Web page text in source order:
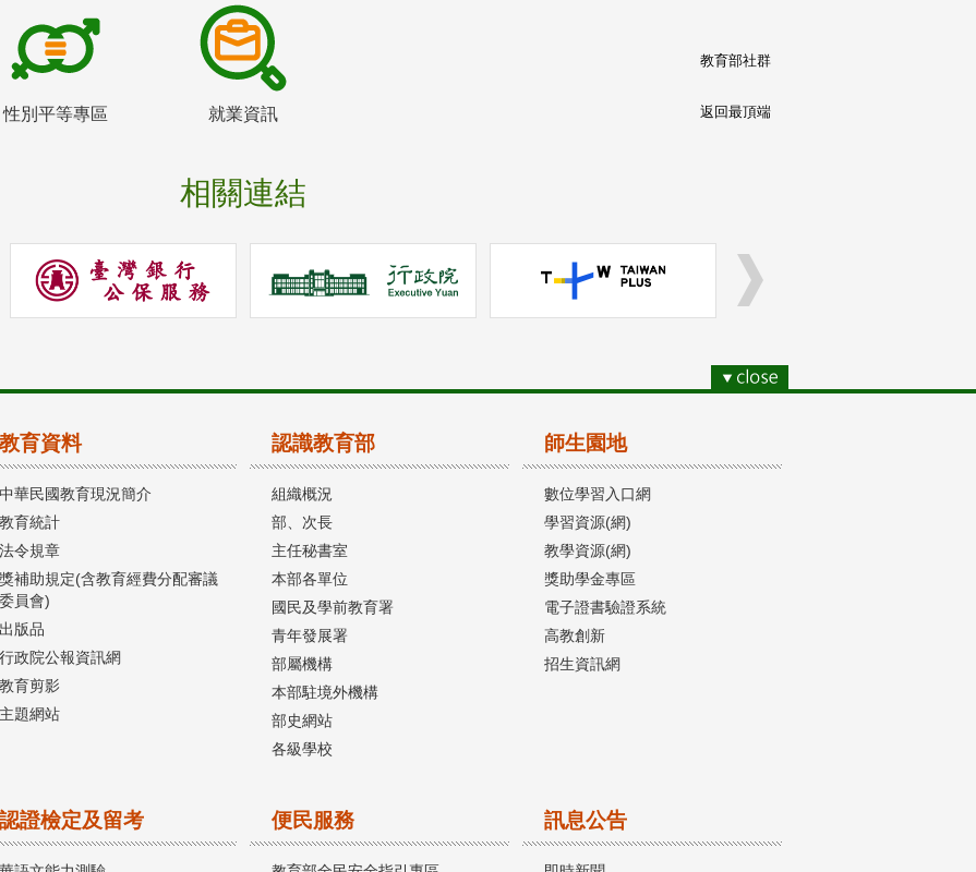
性別平等專區 就業資訊
相關連結
教育部社群
返回最頂端
教育資料
中華民國教育現況簡介
教育統計
法令規章
獎補助規定(含教育經費分配審議
委員會)
出版品
行政院公報資訊網
教育剪影
主題網站
認識教育部
組織概況
部、次長
主任秘書室
本部各單位
國民及學前教育署
青年發展署
部屬機構
本部駐境外機構
部史網站
各級學校
師生園地
數位學習入口網
學習資源(網)
教學資源(網)
獎助學金專區
電子證書驗證系統
高教創新
招生資訊網
認證檢定及留考 便民服務 訊息公告